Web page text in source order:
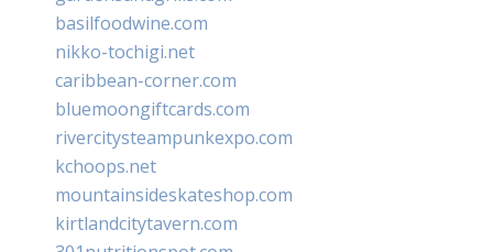
basilfoodwine.com
nikko-tochigi.net
caribbean-corner.com
bluemoongiftcards.com
rivercitysteampunkexpo.com
kchoops.net
mountainsideskateshop.com
kirtlandcitytavern.com